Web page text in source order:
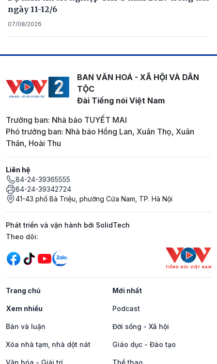
ngày 11-12/6
07/08/2026
BAN VĂN HOÁ - XÃ HỘI VÀ DÂN
TỘC
Đài Tiếng nói Việt Nam
Trưởng ban: Nhà báo TUYẾT MAI
Phó trưởng ban: Nhà báo Hồng Lan, Xuân Thọ, Xuân
Thân, Hoài Thu
Liên hệ
84-24-39365555
84-24-39342724
41-43 phố Bà Triệu, phường Cửa Nam, TP. Hà Nội
Phát triển và vận hành bởi SolidTech
Mạng xã hội
Theo dõi:
Trang chủ Mới nhất
Xem nhiều Podcast
Bàn và luận Đời sống - Xã hội
Xóa nhà tạm, nhà dột nát Giáo dục - Đào tạo